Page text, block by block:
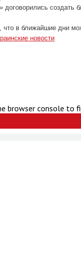
создать
что в ближайшие дни
новости
browser console to